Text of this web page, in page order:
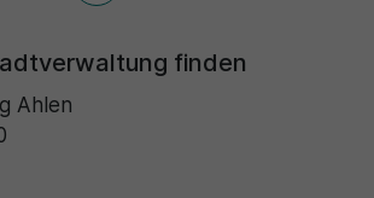
finden
Ahlen